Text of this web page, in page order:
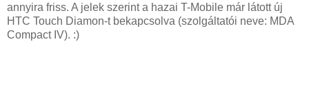
annyira friss. A jelek szerint a hazai T-Mobile már látott új
HTC Touch Diamon-t bekapcsolva (szolgáltatói neve: MDA
Compact IV). :)